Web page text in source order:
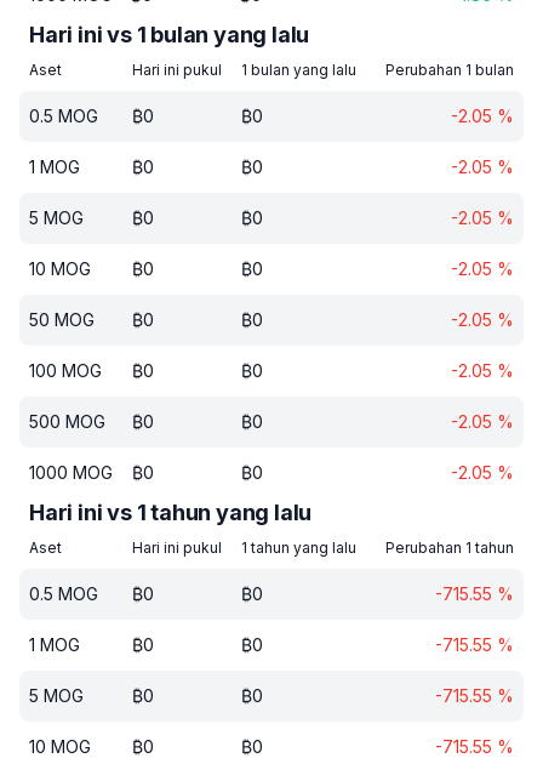
Hari ini vs 1 bulan yang lalu
Aset Hari ini pukul 1 bulan yang lalu Perubahan 1 bulan
0.5 MOG ₿0 ₿0 -2.05 %
1 MOG ₿0 ₿0 -2.05 %
5 MOG ₿0 ₿0 -2.05 %
10 MOG ₿0 ₿0 -2.05 %
50 MOG ₿0 ₿0 -2.05 %
100 MOG ₿0 ₿0 -2.05 %
500 MOG ₿0 ₿0 -2.05 %
1000 MOG ₿0 ₿0 -2.05 %
Hari ini vs 1 tahun yang lalu
Aset Hari ini pukul 1 tahun yang lalu Perubahan 1 tahun
0.5 MOG ₿0 ₿0 -715.55 %
1 MOG ₿0 ₿0 -715.55 %
5 MOG ₿0 ₿0 -715.55 %
10 MOG ₿0 ₿0 -715.55 %